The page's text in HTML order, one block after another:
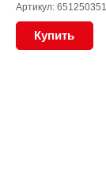
Артикул:
Купить